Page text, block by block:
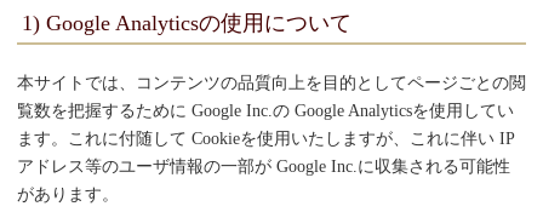
1) Google Analyticsの使用について
本サイトでは、コンテンツの品質向上を目的としてページごとの閲
覧数を把握するために Google Inc.の Google Analyticsを使用してい
ます。これに付随して Cookieを使用いたしますが、これに伴い IP
アドレス等のユーザ情報の一部が Google Inc.に収集される可能性
があります。